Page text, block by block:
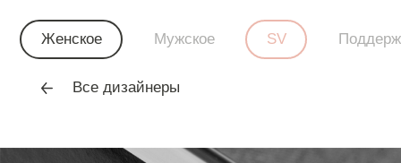
Женское Мужское SV
Все дизайнеры